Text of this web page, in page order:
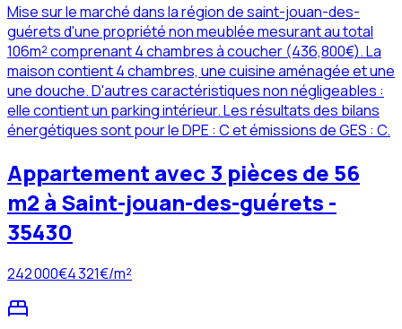
Mise sur le marché dans la région de saint-jouan-des-
guérets d'une propriété non meublée mesurant au total
106m² comprenant 4 chambres à coucher (436,800€). La
maison contient 4 chambres, une cuisine aménagée et une
une douche. D'autres caractéristiques non négligeables :
elle contient un parking intérieur. Les résultats des bilans
énergétiques sont pour le DPE : C et émissions de GES : C.
Appartement avec 3 pièces de 56
m2 à Saint-jouan-des-guérets -
35430
242 000€4 321€/m²